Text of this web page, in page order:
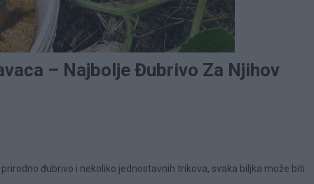
– Najbolje Đubrivo Za Njihov
đubrivo i nekoliko jednostavnih trikova, svaka biljka može biti